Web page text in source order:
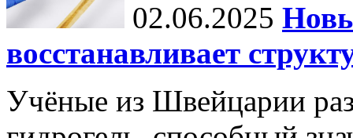
02.06.2025
восстанавливает
Учёные из Швейцарии